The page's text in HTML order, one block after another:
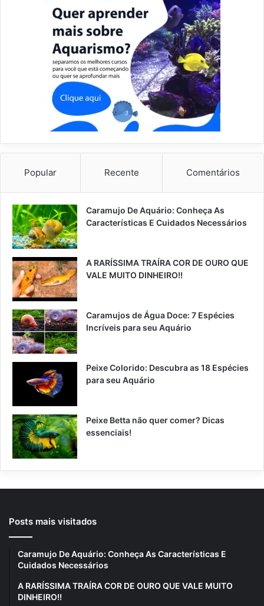
Popular Recente Comentários
Caramujo De Aquário: Conheça As
Características E Cuidados Necessários
A RARÍSSIMA TRAÍRA COR DE OURO QUE
VALE MUITO DINHEIRO!!
Caramujos de Água Doce: 7 Espécies
Incríveis para seu Aquário
Peixe Colorido: Descubra as 18 Espécies
para seu Aquário
Peixe Betta não quer comer? Dicas
essenciais!
Posts mais visitados
Caramujo De Aquário: Conheça As Características E
Cuidados Necessários
A RARÍSSIMA TRAÍRA COR DE OURO QUE VALE MUITO
DINHEIRO!!